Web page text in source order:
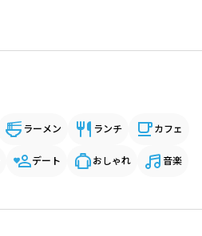
ラーメン ランチ カフェ
デート おしゃれ 音楽